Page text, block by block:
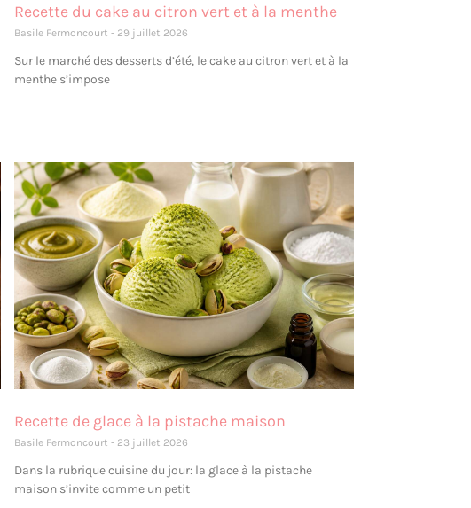
Recette du cake au citron vert et à la menthe
Basile Fermoncourt 29 juillet 2026
Sur le marché des desserts d’été, le cake au citron vert et à la
menthe s’impose
Recette de glace à la pistache maison
Basile Fermoncourt 23 juillet 2026
Dans la rubrique cuisine du jour: la glace à la pistache
maison s’invite comme un petit